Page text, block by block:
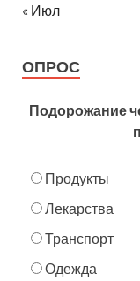
« Июл
ОПРОС
Подорожание
Продукты
Лекарства
Транспорт
Одежда